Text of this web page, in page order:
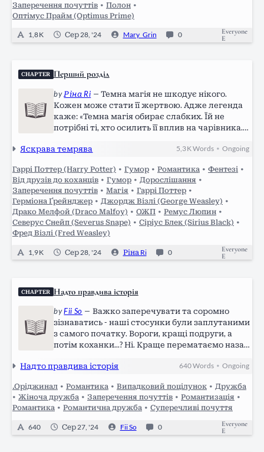
Заперечення почуттів • Полон •
Оптімус Прайм (Optimus Prime)
1,8 K Сер 28, '24 Mary_Grin 0
Everyone
E
CHAPTER Перший розділ
byРіна Ri — Темна магія не шкодує нікого.
Кожен може стати її жертвою. Адже легенда
каже: «Темна магія обирає слабких. Їй не
потрібні ті, хто осилить її вплив на чарівника.
бійтесь темної магії навколо, бійтесь темряви
Яскрава темрява 5,3 KWords •Ongoing
Гаррі Поттер (Harry Potter) • Гумор • Романтика • Фентезі •
Від друзів до коханців • Гумор • Дорослішання •
Заперечення почуттів • Магія • Гаррі Поттер •
Герміона Ґрейнджер • Джордж Візлі (George Weasley) •
Драко Мелфой (Draco Malfoy) • ОЖП • Ремус Люпин •
Северус Снейп (Severus Snape) • Сіріус Блек (Sirius Black) •
Фред Візлі (Fred Weasley)
1,9 K Сер 28, '24 Ріна Ri 0
Everyone
E
CHAPTER Надто правдива історія
byFii So — Важко заперечувати та соромно
зізнаватись - наші стосунки були заплутаними
з самого початку. Вороги, кращі подруги, а
потім коханки...? Ні. Краще перематаємо назад.
що знаходила друзів лише серед
Надто правдива історія 640Words •Ongoing
.Оріджинал • Романтика • Випадковий поцілунок • Дружба
• Жіноча дружба • Заперечення почуттів • Романтизація •
Романтика • Романтична дружба • Суперечливі почуття
640 Сер 27, '24 Fii So 0
Everyone
E